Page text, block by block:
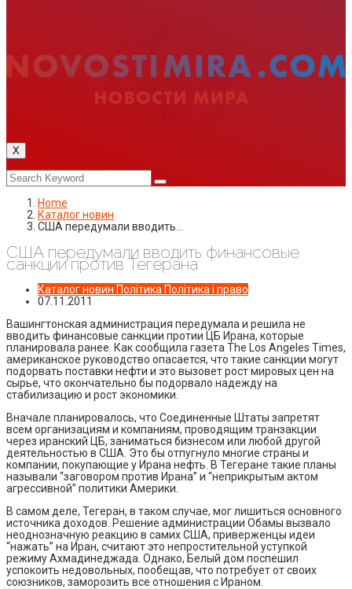
X
Home
Каталог новин
США передумали вводить…
США передумали вводить финансовые
санкции против Тегерана
Каталог новин Політика Політика і право
07.11.2011
Вашингтонская администрация передумала и решила не
вводить финансовые санкции протии ЦБ Ирана, которые
планировала ранее. Как сообщила газета The Los Angeles Times,
американское руководство опасается, что такие санкции могут
подорвать поставки нефти и это вызовет рост мировых цен на
сырье, что окончательно бы подорвало надежду на
стабилизацию и рост экономики.
Вначале планировалось, что Соединенные Штаты запретят
всем организациям и компаниям, проводящим транзакции
через иранский ЦБ, заниматься бизнесом или любой другой
деятельностью в США. Это бы отпугнуло многие страны и
компании, покупающие у Ирана нефть. В Тегеране такие планы
называли “заговором против Ирана” и “неприкрытым актом
агрессивной” политики Америки.
В самом деле, Тегеран, в таком случае, мог лишиться основного
источника доходов. Решение администрации Обамы вызвало
неоднозначную реакцию в самих США, приверженцы идеи
“нажать” на Иран, считают это непростительной уступкой
режиму Ахмадинеджада. Однако, Белый дом поспешил
успокоить недовольных, пообещав, что потребует от своих
союзников, заморозить все отношения с Ираном.